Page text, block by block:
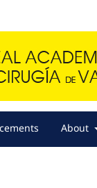
About